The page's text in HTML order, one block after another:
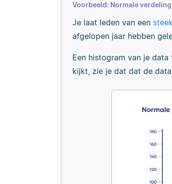
Voorbeeld: Normale verdeling
Je laat leden van een
afgelopen jaar hebben
Een histogram van je
kijkt, zie je dat dat de